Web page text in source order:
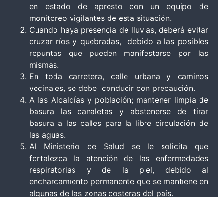
en estado de apresto con un equipo de
monitoreo vigilantes de esta situación.
Cuando haya presencia de lluvias, deberá evitar
cruzar ríos y quebradas, debido a las posibles
repuntas que pueden manifestarse por las
mismas.
En toda carretera, calle urbana y caminos
vecinales, se debe conducir con precaución.
A las Alcaldías y población; mantener limpia de
basura las canaletas y abstenerse de tirar
basura a las calles para la libre circulación de
las aguas.
Al Ministerio de Salud se le solicita que
fortalezca la atención de las enfermedades
respiratorias y de la piel, debido al
encharcamiento permanente que se mantiene en
algunas de las zonas costeras del país.